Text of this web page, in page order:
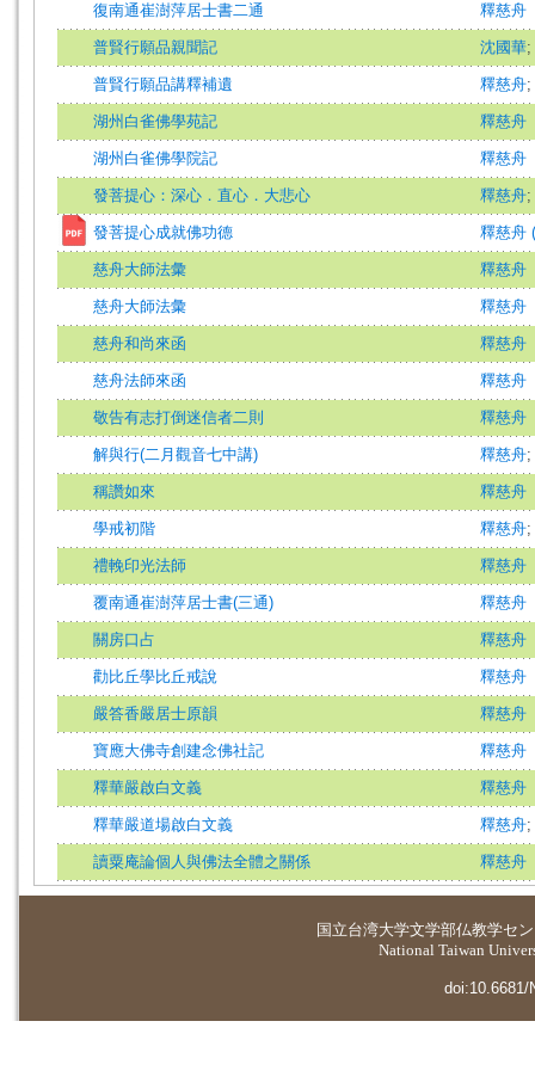
復南通崔澍萍居士書二通 釋慈舟
普賢行願品親聞記 沈國華;
普賢行願品講釋補遺 釋慈舟;
湖州白雀佛學苑記 釋慈舟
湖州白雀佛學院記 釋慈舟
發菩提心：深心．直心．大悲心 釋慈舟;
發菩提心成就佛功德 釋慈舟
慈舟大師法彙 釋慈舟
慈舟大師法彙 釋慈舟
慈舟和尚來函 釋慈舟
慈舟法師來函 釋慈舟
敬告有志打倒迷信者二則 釋慈舟
解與行(二月觀音七中講) 釋慈舟;
稱讚如來 釋慈舟
學戒初階 釋慈舟;
禮輓印光法師 釋慈舟
覆南通崔澍萍居士書(三通) 釋慈舟
關房口占 釋慈舟
勸比丘學比丘戒說 釋慈舟
嚴答香嚴居士原韻 釋慈舟
寶應大佛寺創建念佛社記 釋慈舟
釋華嚴啟白文義 釋慈舟
釋華嚴道場啟白文義 釋慈舟;
讀粟庵論個人與佛法全體之關係 釋慈舟
国立台湾大学文学部仏教学セ
National Taiwan
doi:10.6681/